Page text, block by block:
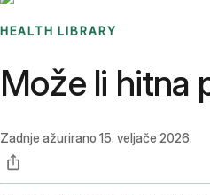
HEALTH LIBRARY
Može li hitna
Zadnje ažurirano 15. veljače 2026.